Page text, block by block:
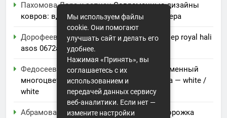
Пахомова Лорак записиСовременные дизайны
ковров: вдохновение для вашего интерьера
Дорофеева Акулинак записиКупить ковер royal hali
asos 0672a
Федосеева Вандак записиКупить современный
многоцветный ковер erkaplan pamir 7253a — white /
white
Абрамова Аксиньяк записиКовровая дорожка
Мы используем файлы
cookie. Они помогают
улучшать сайт и делать его
удобнее.
Нажимая «Принять», вы
соглашаетесь с их
использованием и
передачей данных сервису
веб-аналитики. Если нет —
измените настройки